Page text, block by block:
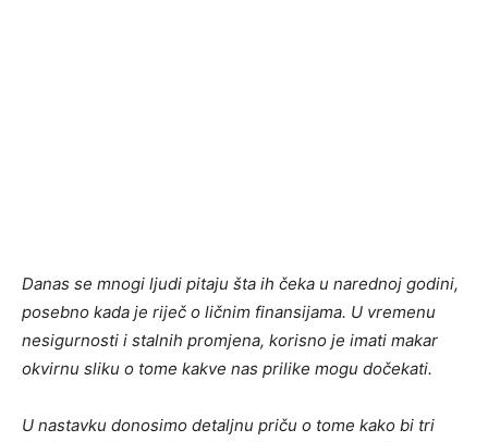
Danas se mnogi ljudi pitaju šta ih čeka u narednoj godini,
posebno kada je riječ o ličnim finansijama. U vremenu
nesigurnosti i stalnih promjena, korisno je imati makar
okvirnu sliku o tome kakve nas prilike mogu dočekati.
U nastavku donosimo detaljnu priču o tome kako bi tri